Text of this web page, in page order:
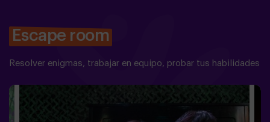
Escape room
Resolver enigmas, trabajar en equipo, probar tus habilidades